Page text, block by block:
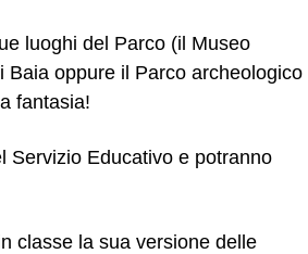
luoghi del Parco (il Museo
oppure il Parco archeologico
fantasia!
Servizio Educativo e potranno
classe la sua versione delle